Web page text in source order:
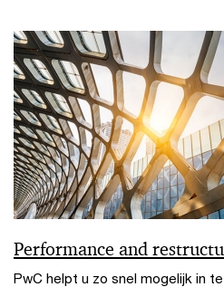
Performance and
PwC helpt u zo snel mogelijk in